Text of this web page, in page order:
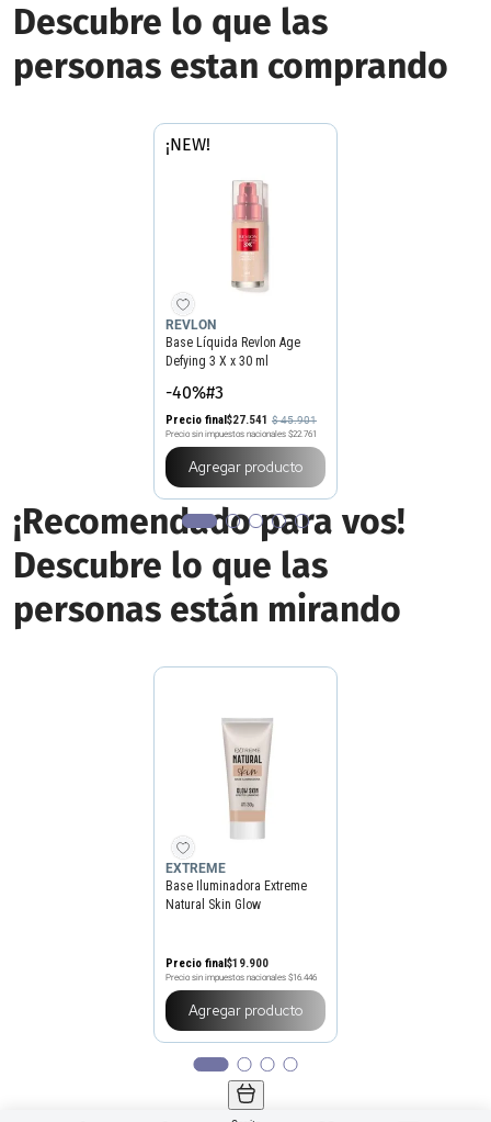
Descubre lo que las
personas estan comprando
¡NEW!
REVLON
Base Líquida Revlon Age
Defying 3 X x 30 ml
-40%#3
Precio final$27.541 $45.901
Precio sin impuestos nacionales $22.761
Agregar producto
¡Recomendado para vos!
Descubre lo que las
personas están mirando
EXTREME
Base Iluminadora Extreme
Natural Skin Glow
Precio final$19.900
Precio sin impuestos nacionales $16.446
Agregar producto